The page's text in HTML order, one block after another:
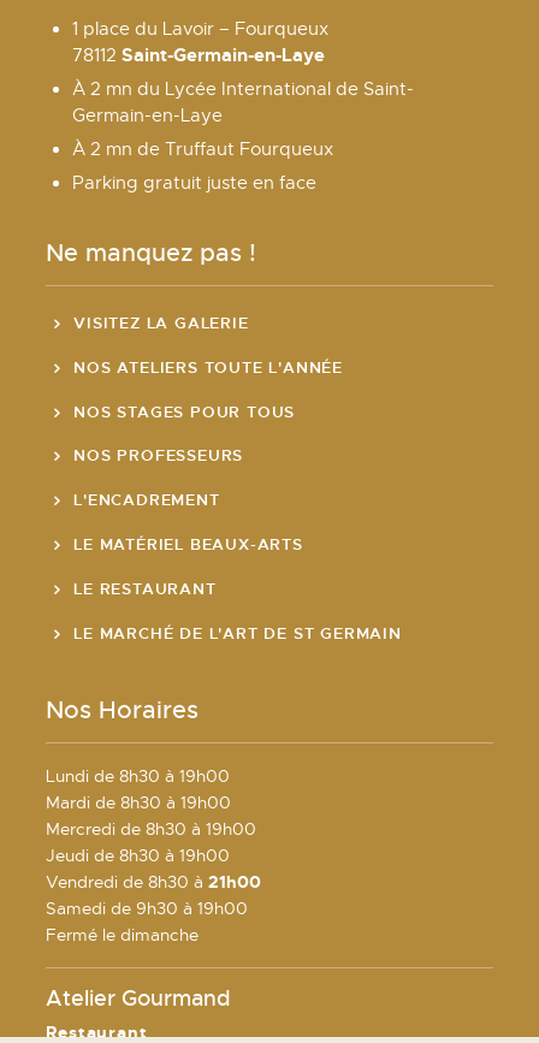
1 place du Lavoir – Fourqueux
78112Saint-Germain-en-Laye
À 2 mn du Lycée International de Saint-
Germain-en-Laye
À 2 mn de Truffaut Fourqueux
Parking gratuit juste en face
Ne manquez pas !
VISITEZ LA GALERIE
NOS ATELIERS TOUTE L'ANNÉE
NOS STAGES POUR TOUS
NOS PROFESSEURS
L'ENCADREMENT
LE MATÉRIEL BEAUX-ARTS
LE RESTAURANT
LE MARCHÉ DE L'ART DE ST GERMAIN
Nos Horaires
Lundi de 8h30 à 19h00
Mardi de 8h30 à 19h00
Mercredi de 8h30 à 19h00
Jeudi de 8h30 à 19h00
Vendredi de 8h30 à 21h00
Samedi de 9h30 à 19h00
Fermé le dimanche
Atelier Gourmand
Restaurant